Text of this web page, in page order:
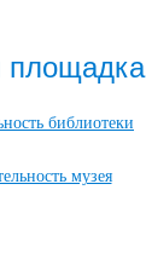
площадка
библиотеки
музея